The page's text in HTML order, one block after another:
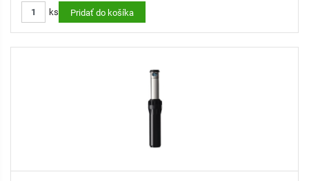
Doplnkové trysky pre postrekovač Hunter I-25 - # 23 tmavá
Doplnkové trysky pre postrekovač Hunter I-25 - # 28 čierna
Gumový kryt pre rotačné postrekovače Hunter I-25
ks Pridať do košíka